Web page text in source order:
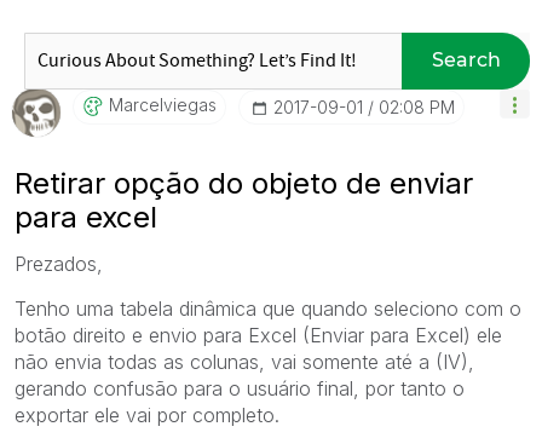
Search
Marcelviegas ‎2017-09-01 02:08 PM
Retirar opção do objeto de enviar
para excel
Prezados,
Tenho uma tabela dinâmica que quando seleciono com o
botão direito e envio para Excel (Enviar para Excel) ele
não envia todas as colunas, vai somente até a (IV),
gerando confusão para o usuário final, por tanto o
exportar ele vai por completo.